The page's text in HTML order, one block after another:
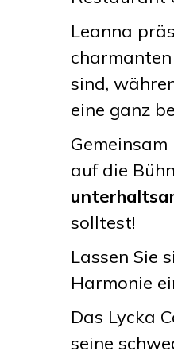
Leanna
charmanten
sind,
eine ganz
auf die
solltest!
Lassen Sie
Harmonie
Das Lycka
seine